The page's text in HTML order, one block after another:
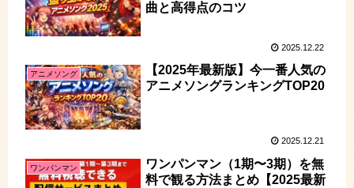
曲と高得点のコツ
2025.12.22
アニメソング
【2025年最新版】今一番人気の
アニメソングランキングTOP20
2025.12.21
ワンパンマン
ワンパンマン（1期〜3期）を無
料で観る方法まとめ【2025最新